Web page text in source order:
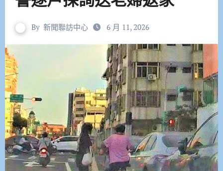
By 新聞聯訪中心 6 月 11, 2026